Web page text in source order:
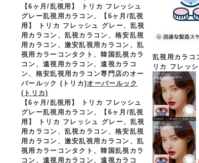
【6ヶ月/乱視用】 トリカ フレッシュ
グレー乱視用カラコン、
【6ヶ月/乱視
用】 トリカ フレッシュ グレー、乱視
用カラコン、乱視カラコン、格安乱視
用カラコン、激安乱視用カラコン、乱
視用カラーコンタクト、韓国乱視カラ
コン、遠視用カラコン、遠視カラコ
ン、格安乱視用カラコン専門店のオー
バールック (トリカ)オーバールック
(トリカ)
【6ヶ月/乱視用】 トリカ フレッシュ
グレー乱視用カラコン、
【6ヶ月/乱視
用】 トリカ フレッシュ グレー、乱視
用カラコン、乱視カラコン、格安乱視
用カラコン、激安乱視用カラコン、乱
視用カラーコンタクト、韓国乱視カラ
コン、遠視用カラコン、遠視カラコ
乱視用カラコ
リカ フレッ